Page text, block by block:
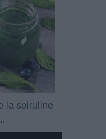
la spiruline